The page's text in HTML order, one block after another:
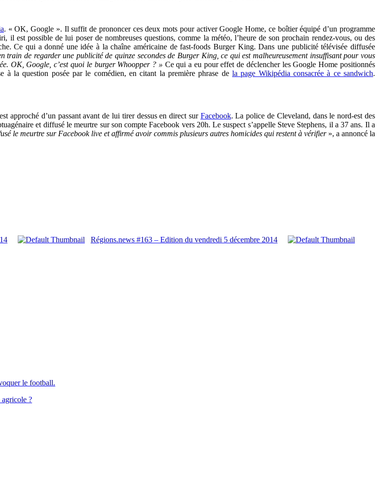
. « OK, Google ». Il suffit de prononcer ces deux mots pour activer Google Home, ce boîtier équipé d’un programme
est possible de lui poser de nombreuses questions, comme la météo, l’heure de son prochain rendez-vous, ou des
Ce qui a donné une idée à la chaîne américaine de fast-foods Burger King. Dans une publicité télévisée diffusée
train de regarder une publicité de quinze secondes de Burger King, ce qui est malheureusement insuffisant pour vous
OK, Google, c’est quoi le burger Whoopper ? » Ce qui a eu pour effet de déclencher les Google Home positionnés
à la question posée par le comédien, en citant la première phrase de la page Wikipédia consacrée à ce sandwich.
approché d’un passant avant de lui tirer dessus en direct sur Facebook. La police de Cleveland, dans le nord-est des
et diffusé le meurtre sur son compte Facebook vers 20h. Le suspect s’appelle Steve Stephens, il a 37 ans. Il a
le meurtre sur Facebook live et affirmé avoir commis plusieurs autres homicides qui restent à vérifier», a annoncé la
Régions.news #163 – Edition du vendredi 5 décembre 2014
le football.
?